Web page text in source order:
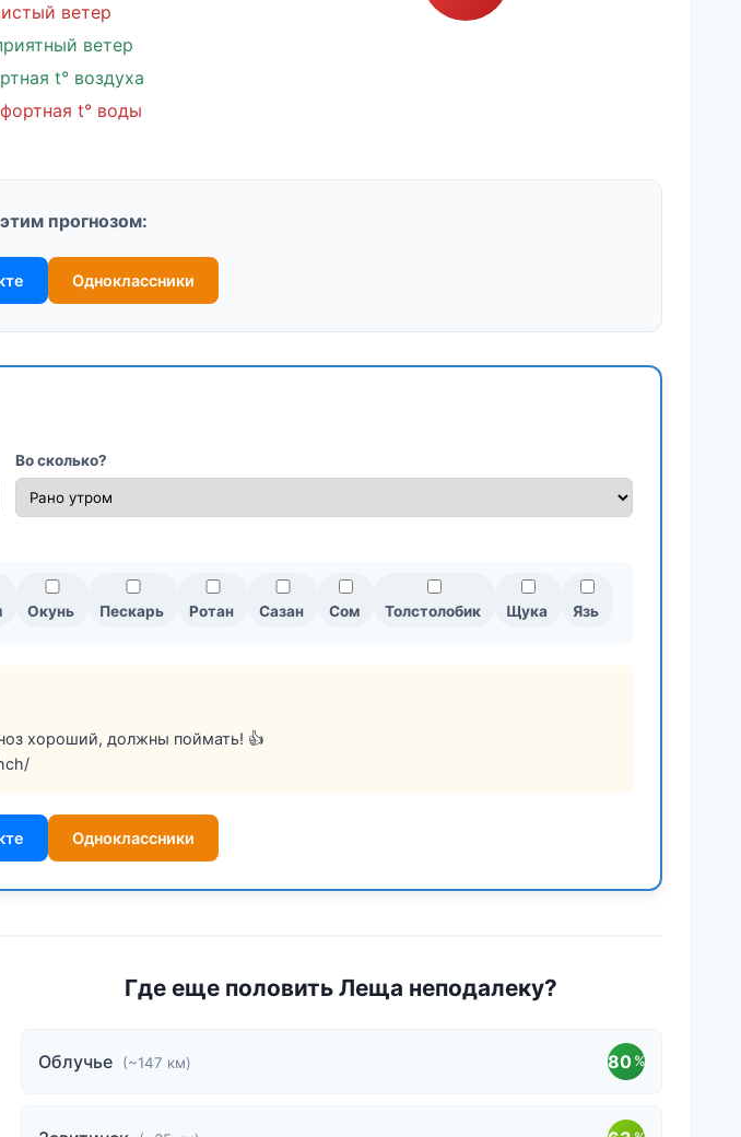
ветер
ветер
t° воздуха
t° воды
прогнозом:
Одноклассники
Во сколько?
Окунь Пескарь Ротан Сазан Сом Толстолобик Щука Язь
хороший, должны поймать! 👍
Одноклассники
Где еще половить Леща неподалеку?
Облучье (~147 км) 80 %